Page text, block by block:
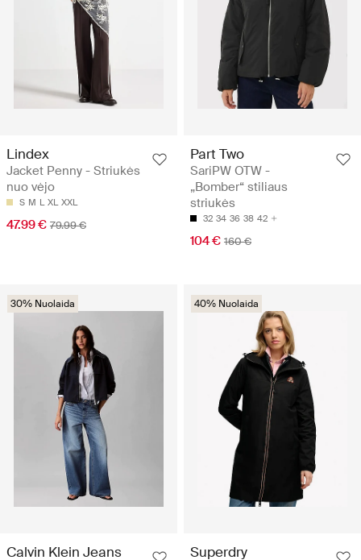
Lindex
Jacket Penny - Striukės
nuo vėjo
S M L XL XXL
47.99 € 79.99 €
Part Two
SariPW OTW -
„Bomber“ stiliaus
striukės
32 34 36 38 42
104 € 160 €
30% Nuolaida
Calvin Klein Jeans
40% Nuolaida
Superdry